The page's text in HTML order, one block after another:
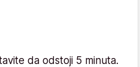
da odstoji 5 minuta.